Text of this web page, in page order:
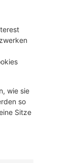
wie sie
so
Sitze